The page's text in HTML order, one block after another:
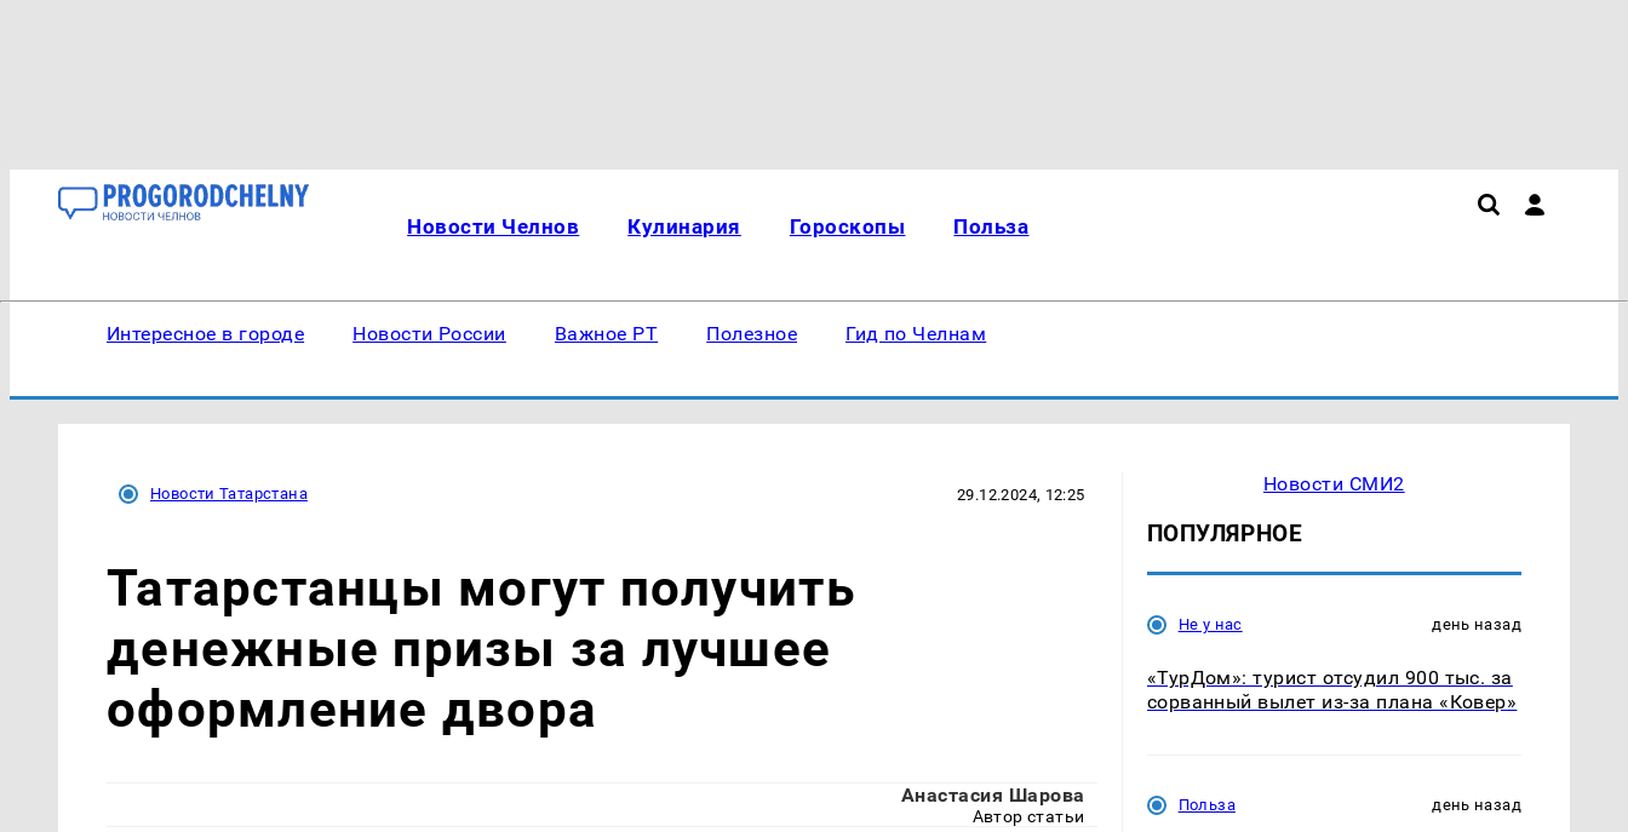
Новости Челнов Кулинария Гороскопы Польза
Интересное в городе Новости России Важное РТ Полезное Гид по Челнам
Новости Татарстана 29.12.2024, 12:25
Татарстанцы могут получить
денежные призы за лучшее
оформление двора
Анастасия Шарова
Автор статьи
Новости СМИ2
ПОПУЛЯРНОЕ
Не у нас день назад
«ТурДом»: турист отсудил 900 тыс. за
сорванный вылет из-за плана «Ковер»
Польза день назад